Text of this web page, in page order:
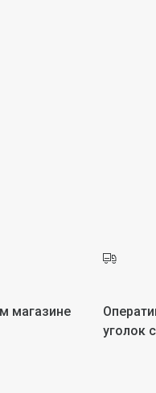
магазине
уголок